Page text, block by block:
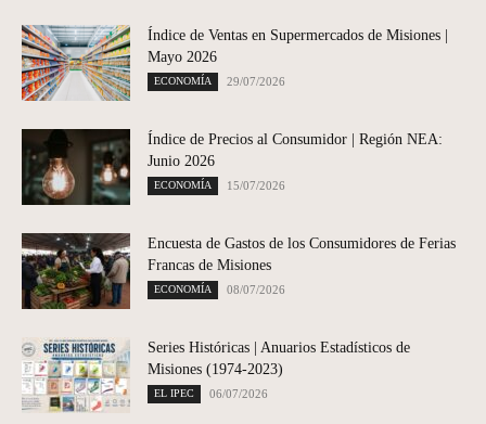
Índice de Ventas en Supermercados de Misiones |
Mayo 2026
ECONOMÍA 29/07/2026
Índice de Precios al Consumidor | Región NEA:
Junio 2026
ECONOMÍA 15/07/2026
Encuesta de Gastos de los Consumidores de Ferias
Francas de Misiones
ECONOMÍA 08/07/2026
Series Históricas | Anuarios Estadísticos de
Misiones (1974-2023)
EL IPEC 06/07/2026